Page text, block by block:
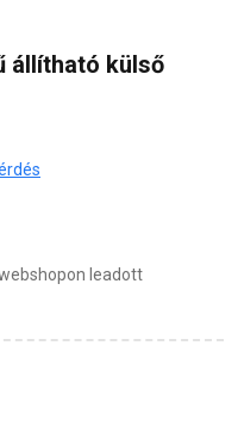
állítható külső
leadott